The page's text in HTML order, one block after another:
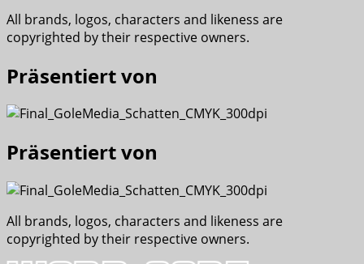
All brands, logos, characters and likeness are
copyrighted by their respective owners.
Präsentiert von
Präsentiert von
All brands, logos, characters and likeness are
copyrighted by their respective owners.